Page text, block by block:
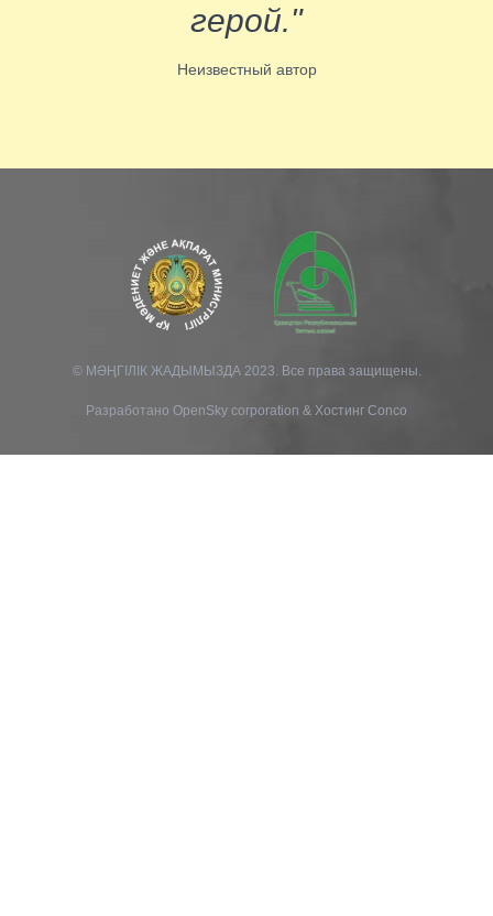
герой."
Неизвестный автор
© МӘҢГІЛІК ЖАДЫМЫЗДА 2023. Все права защищены.
Разработано OpenSky corporation & Хостинг Conco